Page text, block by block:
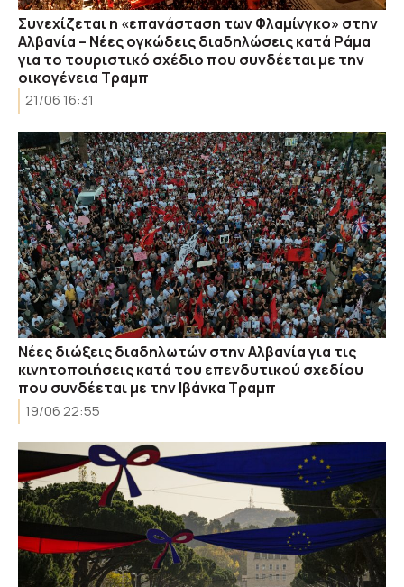
Συνεχίζεται η «επανάσταση των Φλαμίνγκο» στην
Αλβανία – Νέες ογκώδεις διαδηλώσεις κατά Ράμα
για το τουριστικό σχέδιο που συνδέεται με την
οικογένεια Τραμπ
21/06 16:31
Νέες διώξεις διαδηλωτών στην Αλβανία για τις
κινητοποιήσεις κατά του επενδυτικού σχεδίου
που συνδέεται με την Ιβάνκα Τραμπ
19/06 22:55